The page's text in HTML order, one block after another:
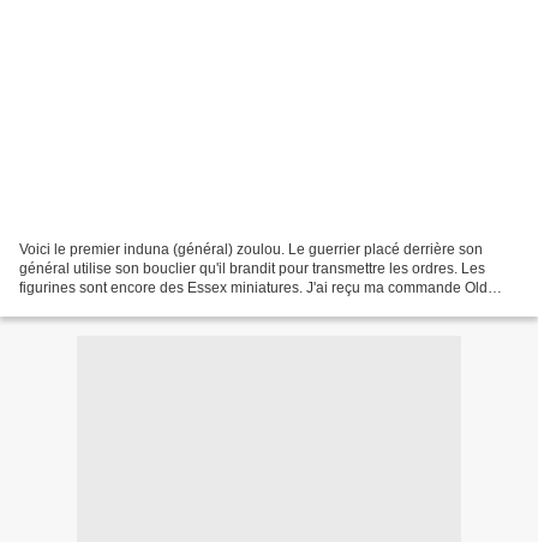
Voici le premier induna (général) zoulou. Le guerrier placé derrière son
général utilise son bouclier qu'il brandit pour transmettre les ordres. Les
figurines sont encore des Essex miniatures. J'ai reçu ma commande Old